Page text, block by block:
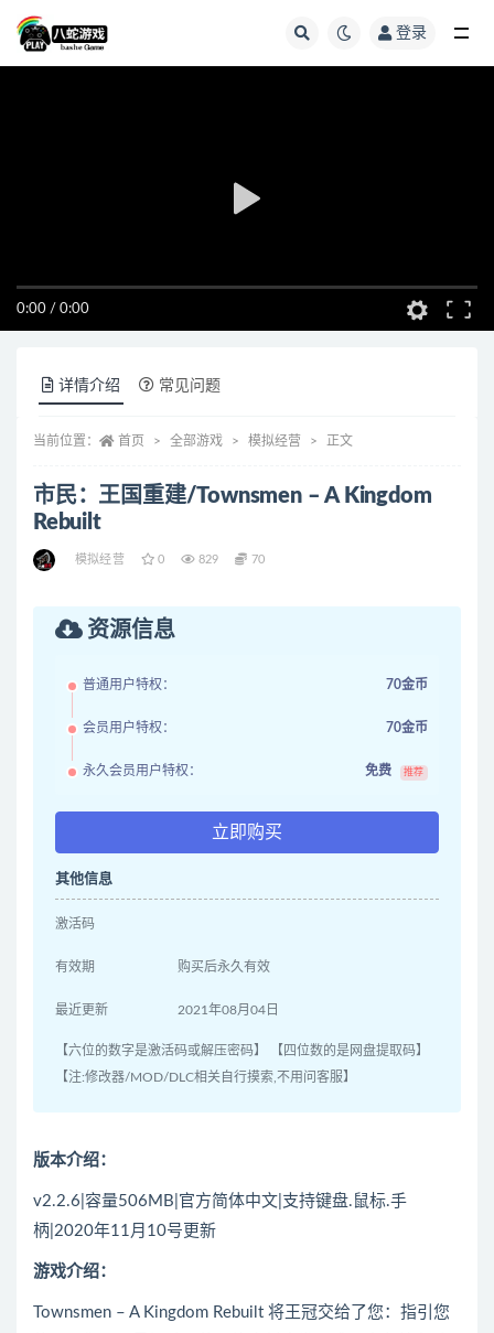
登录
0:00 / 0:00
详情介绍 常见问题
当前位置： 首页 全部游戏 模拟经营 正文
市民：王国重建/Townsmen – A Kingdom
Rebuilt
模拟经营 0 829 70
资源信息
普通用户特权： 70金币
会员用户特权： 70金币
永久会员用户特权： 免费 推荐
立即购买
其他信息
激活码
有效期 购买后永久有效
最近更新 2021年08月04日
【六位的数字是激活码或解压密码】 【四位数的是网盘提取码】
【注:修改器/MOD/DLC相关自行摸索,不用问客服】
版本介绍：
v2.2.6|容量506MB|官方简体中文|支持键盘.鼠标.手
柄|2020年11月10号更新
游戏介绍：
Townsmen – A Kingdom Rebuilt 将王冠交给了您：指引您